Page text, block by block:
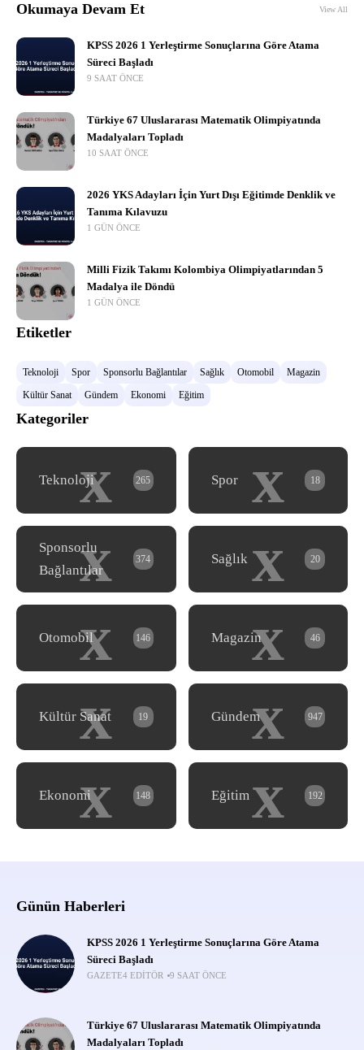
Okumaya Devam Et View All
KPSS 2026 1 Yerleştirme Sonuçlarına Göre Atama
Süreci Başladı
9 SAAT ÖNCE
Türkiye 67 Uluslararası Matematik Olimpiyatında
Madalyaları Topladı
10 SAAT ÖNCE
2026 YKS Adayları İçin Yurt Dışı Eğitimde Denklik ve
Tanıma Kılavuzu
1 GÜN ÖNCE
Milli Fizik Takımı Kolombiya Olimpiyatlarından 5
Madalya ile Döndü
1 GÜN ÖNCE
Etiketler
Teknoloji Spor Sponsorlu Bağlantılar Sağlık Otomobil
Magazin
Kültür Sanat
Gündem Ekonomi Eğitim
Kategoriler
x
Teknoloji 265 x
Spor 18
x
Sponsorlu
Bağlantılar
374 x
Sağlık 20
x
Otomobil 146 x
Magazin 46
x
Kültür Sanat 19 x
Gündem 947
x
Ekonomi 148 x
Eğitim 192
Günün Haberleri
KPSS 2026 1 Yerleştirme Sonuçlarına Göre Atama
Süreci Başladı
GAZETE4 EDITÖR 9 SAAT ÖNCE
Türkiye 67 Uluslararası Matematik Olimpiyatında
Madalyaları Topladı